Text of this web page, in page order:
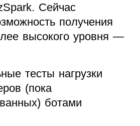
Сейчас
получения
высокого уровня —
тесты нагрузки
(пока
ботами